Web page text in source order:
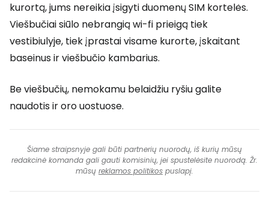
kurortą, jums nereikia įsigyti duomenų SIM kortelės.
Viešbučiai siūlo nebrangią wi-fi prieigą tiek
vestibiulyje, tiek įprastai visame kurorte, įskaitant
baseinus ir viešbučio kambarius.
Be viešbučių, nemokamu belaidžiu ryšiu galite
naudotis ir oro uostuose.
Šiame straipsnyje gali būti partnerių nuorodų, iš kurių mūsų
redakcinė komanda gali gauti komisinių, jei spustelėsite nuorodą. Žr.
mūsų reklamos politikos puslapį.